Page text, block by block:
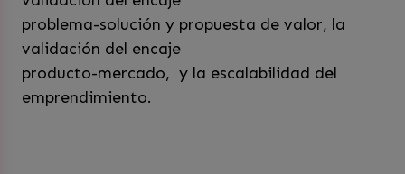
problema-solución y propuesta de valor, la
validación del encaje
producto-mercado, y la escalabilidad del
emprendimiento.